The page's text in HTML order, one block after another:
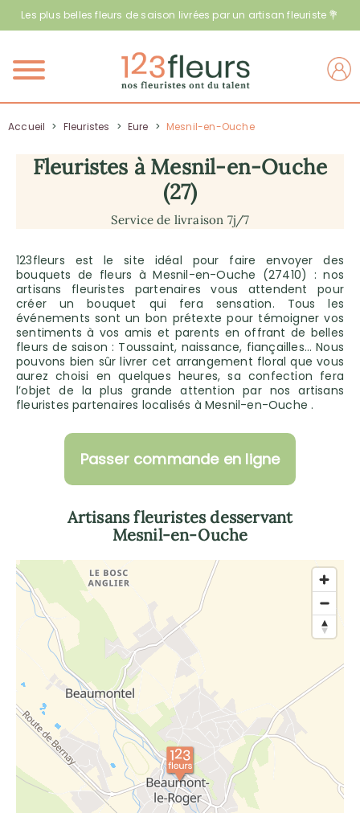
Les plus belles fleurs de saison livrées par un artisan fleuriste 💐
Menu
Accueil > Fleuristes > Eure > Mesnil-en-Ouche
Fleuristes à Mesnil-en-Ouche
(27)
Service de livraison 7j/7
123fleurs est le site idéal pour faire envoyer des
bouquets de fleurs à Mesnil-en-Ouche (27410) : nos
artisans fleuristes partenaires vous attendent pour
créer un bouquet qui fera sensation. Tous les
événements sont un bon prétexte pour témoigner vos
sentiments à vos amis et parents en offrant de belles
fleurs de saison : Toussaint, naissance, fiançailles… Nous
pouvons bien sûr livrer cet arrangement floral que vous
aurez choisi en quelques heures, sa confection fera
l’objet de la plus grande attention par nos artisans
fleuristes partenaires localisés à Mesnil-en-Ouche .
Passer commande en ligne
Artisans fleuristes desservant
Mesnil-en-Ouche